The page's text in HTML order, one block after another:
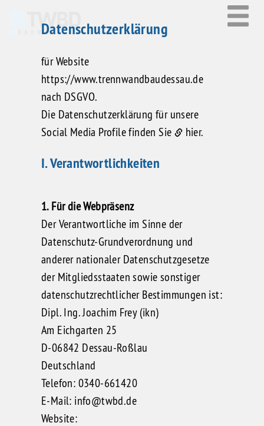
Datenschutzerklärung
für Website
https://www.trennwandbaudessau.de
nach DSGVO.
Die Datenschutzerklärung für unsere
Social Media Profile finden Sie
hier.
I. Verantwortlichkeiten
1. Für die Webpräsenz
Der Verantwortliche im Sinne der
Datenschutz-Grundverordnung und
anderer nationaler Datenschutzgesetze
der Mitgliedsstaaten sowie sonstiger
datenschutzrechtlicher Bestimmungen ist:
Dipl. Ing. Joachim Frey (ikn)
Am Eichgarten 25
D-06842 Dessau-Roßlau
Deutschland
Telefon: 0340-661420
E-Mail: info@twbd.de
Website: